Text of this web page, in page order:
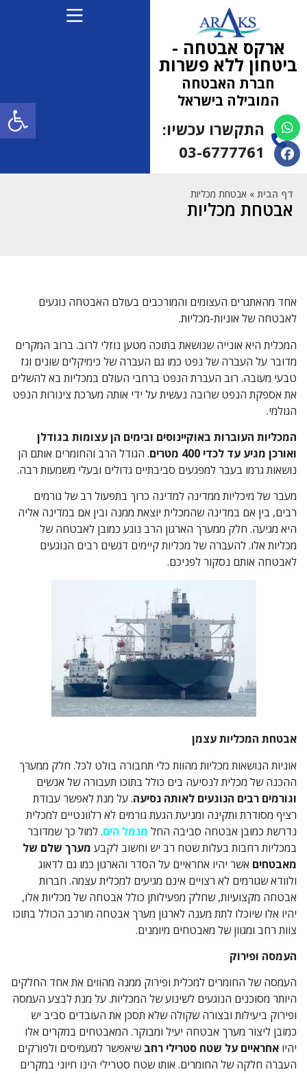
ארקס אבטחה -
ביטחון ללא פשרות
חברת האבטחה
המובילה בישראל
התקשרו עכשיו:
03-6777761
(למחפשי עבודה 052-
דף הבית » אבטחת מכליות
אבטחת מכליות
אחד מהאתגרים העצומים והמורכבים בעולם האבטחה נוגעים
לאבטחה של אוניות-מכליות.
המכלית היא אונייה שנושאת בתוכה מטען נוזלי לרוב. ברוב המקרים
מדובר על העברה של נפט כמו גם העברה של כימיקלים שונים וגז
טבעי מעובה. רוב העברת הנפט ברחבי העולם במכליות בא להשלים
את אספקת הנפט שרובה נעשית על ידי אותה מערכת צינורות הנפט
הגולמי.
המכליות העוברות באוקיינוסים ובימים הן עצומות בגודלן
ואורכן מגיע עד לכדי 400 מטרים
. הגודל הרב והחומרים אותם הן
נושאות גרמו בעבר למפגעים סביבתיים גדולים ובעלי משמעות רבה.
מעבר של מיכליות ממדינה למדינה כרוך בתפעול רב של גורמים
רבים, בין אם במדינה שהמכלית יוצאת ממנה ובין אם במדינה אליה
היא מגיעה. חלק ממערך הארגון הרב נוגע כמובן לאבטחה של
מכליות אלו. להעברה של מכליות קיימים דגשים רבים הנוגעים
לאבטחה אותם נסקור לפניכם.
אבטחת המכליות עצמן
אוניות הנושאות מכליות מהוות כלי תחבורה בולט לכל. חלק ממערך
ההכנה של מכלית לנסיעה בים כולל בתוכו תעבורה של אנשים
וגורמים רבים הנוגעים לאותה נסיעה. על מנת לאפשר עבודת
רציף מסודרת ותקינה ומניעת הגעת גורמים לא רלוונטיים למכלית
נדרשת כמובן אבטחה סביבה החל מנמל הים. למול כך שמדובר
במכליות רחבות בעלות שטח רב יש וחשוב לקבע מערך שלם של
מאבטחים אשר יהיו אחראיים על הסדר והארגון כמו גם לדאוג
ולוודא שגורמים לא רצויים אינם מגיעים למכלית עצמה. חברות
אבטחה מקצועיות, שחלק מפעילותן כולל אבטחה של מכליות אלו,
יהיו אלו שיוכלו לתת מענה לארגון מערך אבטחה מורכב הכולל בתוכו
צוות רחב ומגוון של מאבטחים מיומנים.
העמסה ופירוק
העמסה של החומרים למכלית ופירוק ממנה מהווים את אחד החלקים
היותר מסוכנים הנוגעים לשינוע של המכליות. על מנת לבצע העמסה
ופירוק ביעילות ובצורה שקולה שלא תסכן את העובדים סביב יש
כמובן ליצור מערך אבטחה יעיל ומבוקר. המאבטחים במקרים אלו
יהיו אחראיים על שטח סטרילי רחבשיאפשר למעמיסים ולפורקים
העברה חלקה של החומרים. אותו שטח סטרילי הינו חיוני במקרים